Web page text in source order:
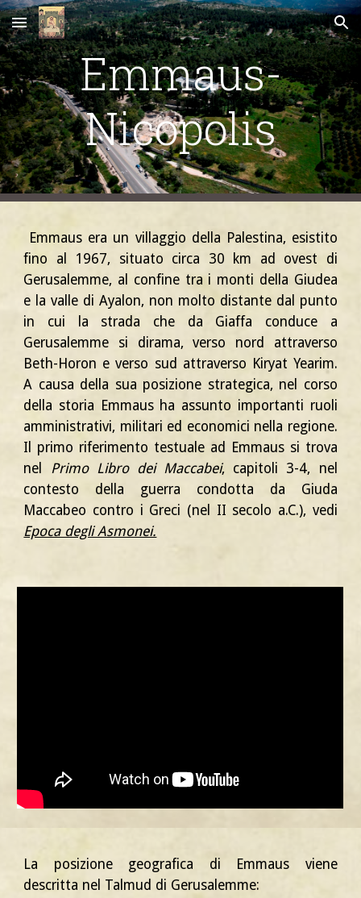
Skip to main content Skip to navigation
Emmaus-
Nicopolis
Emmaus era un villaggio della Palestina, esistito
fino al 1967, situato circa 30 km ad ovest di
Gerusalemme, al confine tra i monti della Giudea
e la valle di Ayalon, non molto distante dal punto
in cui la strada che da Giaffa conduce a
Gerusalemme si dirama, verso nord attraverso
Beth-Horon e verso sud attraverso Kiryat Yearim.
A causa della sua posizione strategica, nel corso
della storia Emmaus ha assunto importanti ruoli
amministrativi, militari ed economici nella regione.
Il primo riferimento testuale ad Emmaus si trova
nel Primo Libro dei Maccabei, capitoli 3-4, nel
contesto della guerra condotta da Giuda
Maccabeo contro i Greci (nel II secolo a.C.), vedi
Epoca degli Asmonei.
La posizione geografica di Emmaus viene
descritta nel Talmud di Gerusalemme: